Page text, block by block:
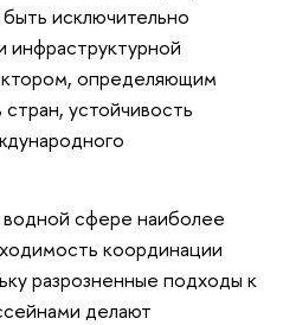
исключительно
определяющим
устойчивость
сфере наиболее
координации
разрозненные подходы к
делают